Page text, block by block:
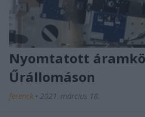
Nyomtatott
Űrállomáson
ferenck • 2021. március 18.